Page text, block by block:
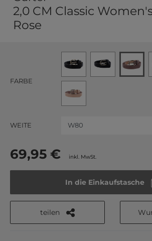
2,0 CM Classic
Rose
FARBE
WEITE
69,95 € inkl. MwSt.
In die Einkaufstasche
teilen